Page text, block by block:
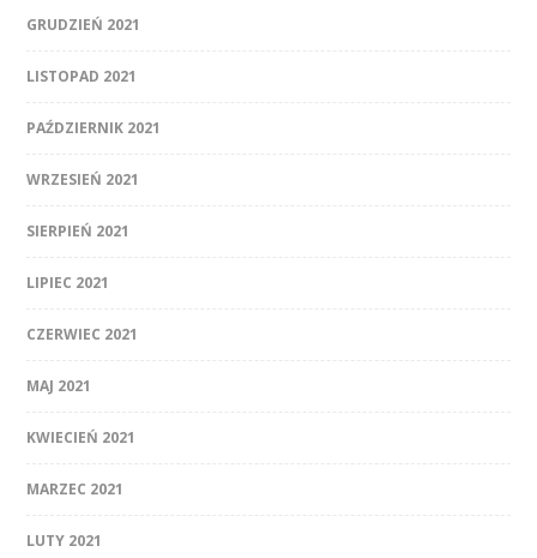
GRUDZIEŃ 2021
LISTOPAD 2021
PAŹDZIERNIK 2021
WRZESIEŃ 2021
SIERPIEŃ 2021
LIPIEC 2021
CZERWIEC 2021
MAJ 2021
KWIECIEŃ 2021
MARZEC 2021
LUTY 2021